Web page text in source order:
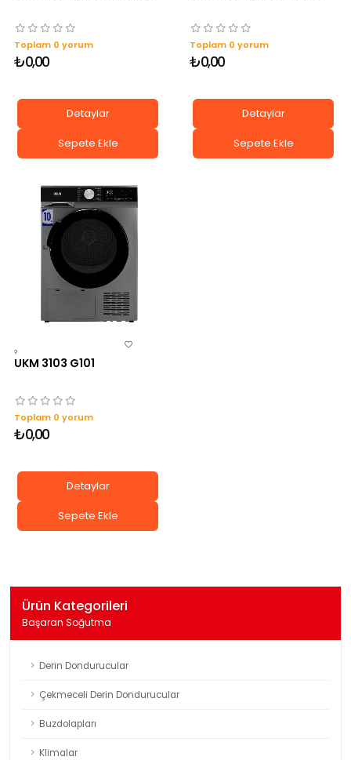
Toplam 0 yorum
₺0,00
Detaylar
Sepete Ekle
Toplam 0 yorum
₺0,00
Detaylar
Sepete Ekle
?
UKM 3103 G101
Toplam 0 yorum
₺0,00
Detaylar
Sepete Ekle
Ürün Kategorileri
Başaran Soğutma
Derin Dondurucular
Çekmeceli Derin Dondurucular
Buzdolapları
Klimalar